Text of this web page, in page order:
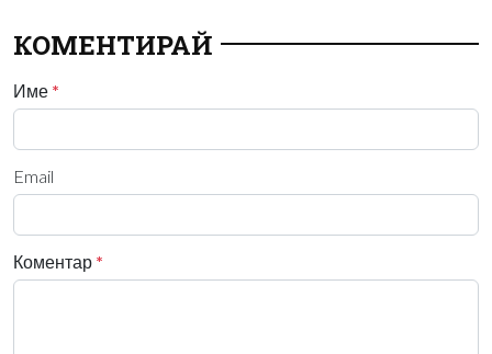
КОМЕНТИРАЙ
Име *
Email
Коментар *